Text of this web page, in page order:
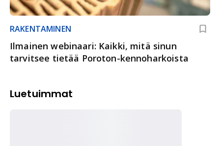
RAKENTAMINEN
Ilmainen webinaari: Kaikki, mitä sinun
tarvitsee tietää Poroton-kennoharkoista
Luetuimmat